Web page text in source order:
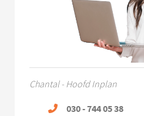
Chantal - Hoofd Inplan
030 - 744 05 38